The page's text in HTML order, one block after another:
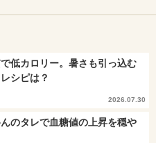
低カロリー。暑さも引っ込む
シピは？
2026.07.30
のタレで血糖値の上昇を穏や